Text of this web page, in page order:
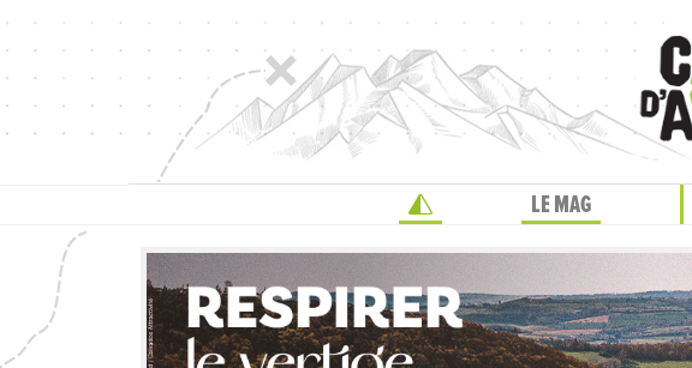
LE MAG